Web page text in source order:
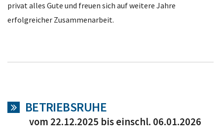
privat alles Gute und freuen sich auf weitere Jahre
erfolgreicher Zusammenarbeit.
BETRIEBSRUHE
vom 22.12.2025 bis einschl. 06.01.2026